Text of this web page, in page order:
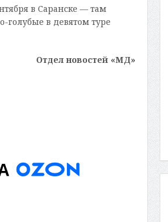
в Саранске — там
голубые в девятом туре
Отдел новостей «МД»